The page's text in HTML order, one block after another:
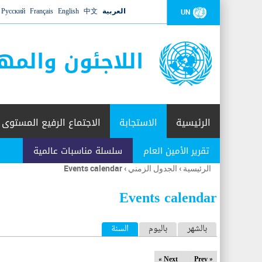
UN العربية 中文
English
Français
Русский
اللاجئون
الرئيسية الاستجابة
تقرير الأمين العام سلسلة مناسبات عالمية
الاجتماع الرفيع المستوى
أنت
هنا
الرئيسية › الجدول الزمني ›
Events calendar
Events calendar
ا
ل
بالشهر باليوم السنة (علامة التبويب النشطة)